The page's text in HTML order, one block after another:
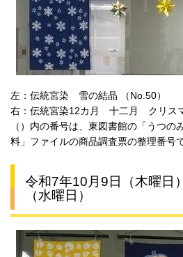
左：伝統宮染 雪の結晶 （No.50）
右：伝統宮染12カ月 十二月 クリスマ
（）内の番号は、東図書館の「うつの
料」ファイルの商品調査票の整理番号で
令和7年10月9日（木曜日
（水曜日）